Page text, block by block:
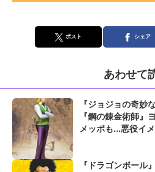
ポスト シェア
あわせて
『ジョジョの奇妙
『鋼の錬金術師』
メッポも...悪役イ
『ドラゴンボール